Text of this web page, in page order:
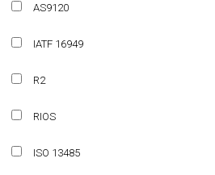
AS9120
IATF 16949
R2
RIOS
ISO 13485